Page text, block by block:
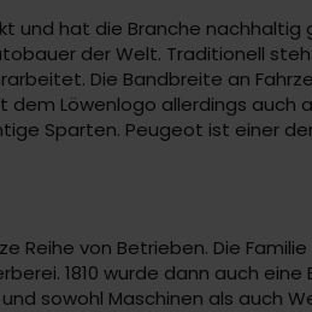
hat die Branche
der Welt. Traditionell
Die Bandbreite an
Löwenlogo allerdings auch
Sparten. Peugeot ist einer
Reihe von Betrieben. Die
1810 wurde dann auch
sowohl Maschinen als auch